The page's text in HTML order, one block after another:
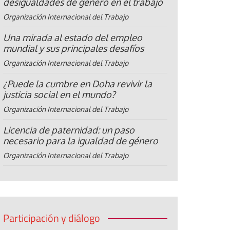
Organización Internacional del Trabajo
Una mirada al estado del empleo
mundial y sus principales desafíos
Organización Internacional del Trabajo
¿Puede la cumbre en Doha revivir la
justicia social en el mundo?
Organización Internacional del Trabajo
Licencia de paternidad: un paso
necesario para la igualdad de género
Organización Internacional del Trabajo
Participación y diálogo